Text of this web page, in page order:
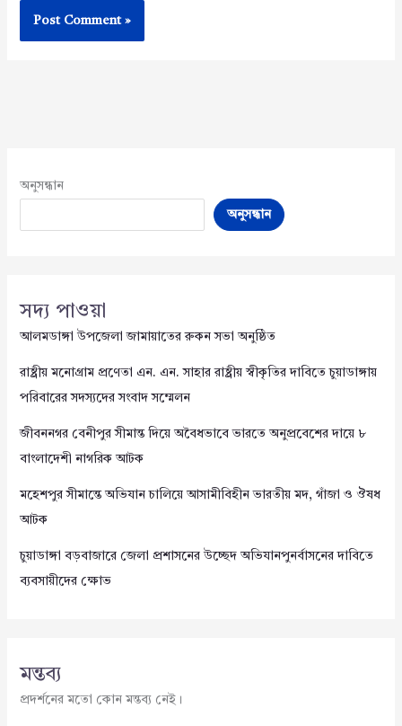
অনুসন্ধান
অনুসন্ধান
সদ্য পাওয়া
আলমডাঙ্গা উপজেলা জামায়াতের রুকন সভা অনুষ্ঠিত
রাষ্ট্রীয় মনোগ্রাম প্রণেতা এন. এন. সাহার রাষ্ট্রীয় স্বীকৃতির দাবিতে চুয়াডাঙ্গায়
পরিবারের সদস্যদের সংবাদ সম্মেলন
জীবননগর বেনীপুর সীমান্ত দিয়ে অবৈধভাবে ভারতে অনুপ্রবেশের দায়ে ৮
বাংলাদেশী নাগরিক আটক
মহেশপুর সীমান্তে অভিযান চালিয়ে আসামীবিহীন ভারতীয় মদ, গাঁজা ও ঔষধ
আটক
চুয়াডাঙ্গা বড়বাজারে জেলা প্রশাসনের উচ্ছেদ অভিযানপুনর্বাসনের দাবিতে
ব্যবসায়ীদের ক্ষোভ
মন্তব্য
প্রদর্শনের মতো কোন মন্তব্য নেই।